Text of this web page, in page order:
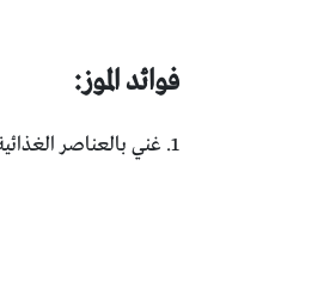
فوائد الموز:
1. غني بالعناصر الغذائية: